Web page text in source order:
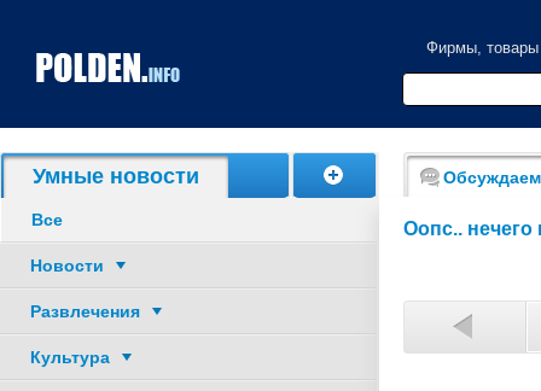
Фирмы, товары
Умные новости
Все
Новости
Развлечения
Культура
Обсуждаем
Оопс.. нечего